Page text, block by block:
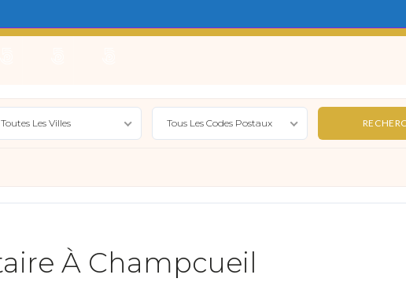
Toutes Les Villes Tous Les Codes Postaux
À Champcueil